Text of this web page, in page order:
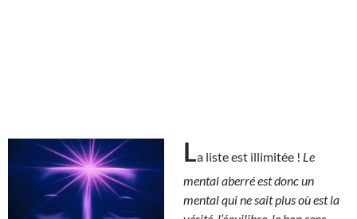
La liste est illimitée ! Le
mental aberré est donc un
mental qui ne sait plus où est la